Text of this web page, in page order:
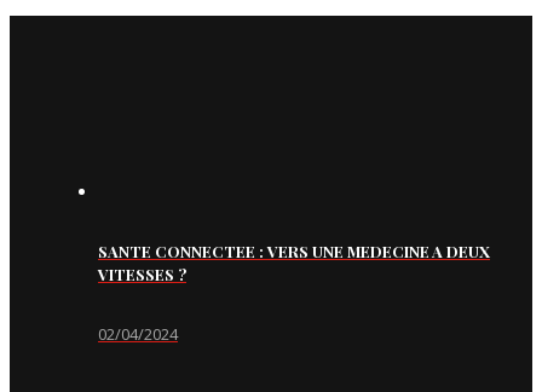
SANTE CONNECTEE : VERS UNE MEDECINE A DEUX
VITESSES ?
02/04/2024